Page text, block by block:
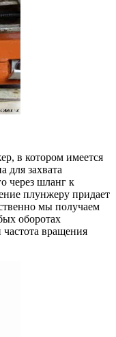
в котором имеется
для захвата
через шланг к
плунжеру придает
мы получаем
оборотах
частота вращения